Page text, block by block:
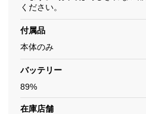
ください。
付属品
本体のみ
バッテリー
89%
在庫店舗